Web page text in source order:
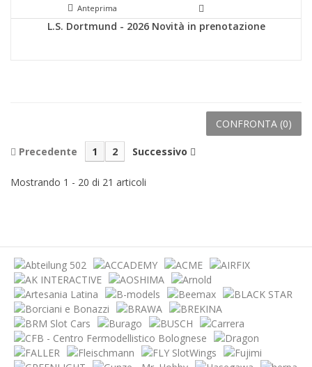
Anteprima
L.S. Dortmund - 2026 Novità in prenotazione
CONFRONTA (0)
Precedente 1 2 Successivo
Mostrando 1 - 20 di 21 articoli